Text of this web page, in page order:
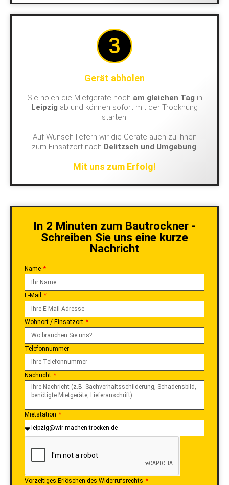
3
Gerät abholen
Sie holen die Mietgeräte noch am gleichen Tag in
Leipzig ab und können sofort mit der Trocknung
starten.
Auf Wunsch liefern wir die Geräte auch zu Ihnen
zum Einsatzort nach Delitzsch und Umgebung.
Mit uns zum Erfolg!
In 2 Minuten zum Bautrockner -
Schreiben Sie uns eine kurze
Nachricht
Name
E-Mail
Wohnort / Einsatzort
Telefonnummer
Nachricht
Mietstation
Vorzeitiges Erlöschen des Widerrufsrechts